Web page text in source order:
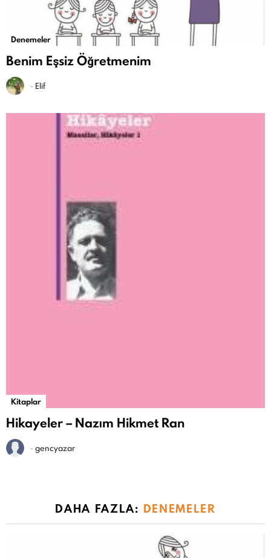
Denemeler
Benim Eşsiz Öğretmenim
- Elif
Kitaplar
Hikayeler – Nazım Hikmet Ran
-gencyazar
DAHA FAZLA: DENEMELER